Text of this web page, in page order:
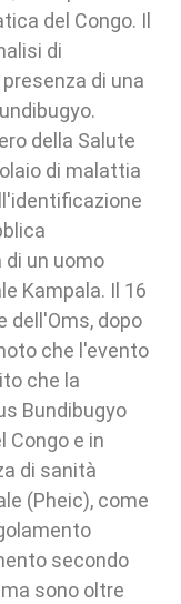
del Congo. Il
di
di una
della Salute
di malattia
un uomo
Kampala. Il 16
dell'Oms, dopo
che l'evento
che la
Bundibugyo
Congo e in
di sanità
(Pheic), come
secondo
sono oltre